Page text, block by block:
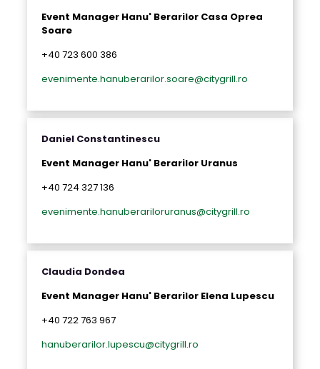
Event Manager Hanu' Berarilor Casa Oprea
Soare
+40 723 600 386
evenimente.hanuberarilor.soare@citygrill.ro
Daniel Constantinescu
Event Manager Hanu' Berarilor Uranus
+40 724 327 136
evenimente.hanuberariloruranus@citygrill.ro
Claudia Dondea
Event Manager Hanu' Berarilor Elena Lupescu
+40 722 763 967
hanuberarilor.lupescu@citygrill.ro